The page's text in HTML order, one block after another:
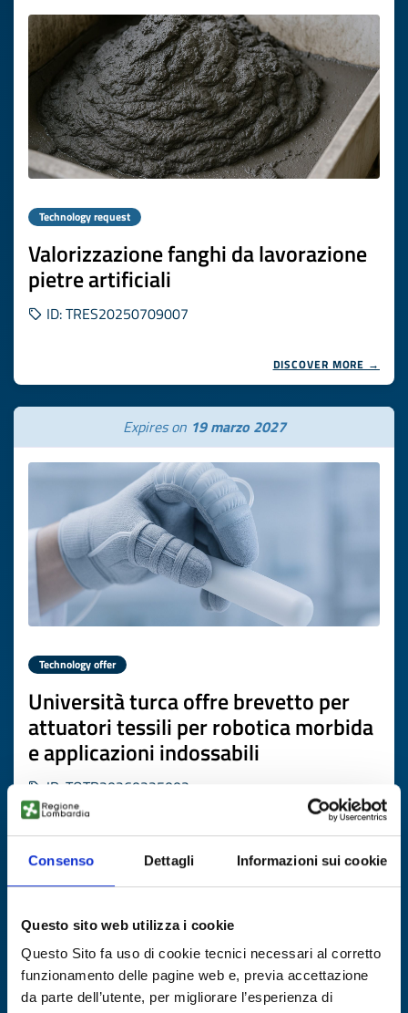
Consenso Dettagli Informazioni sui cookie
Questo sito web utilizza i cookie
Questo Sito fa uso di cookie tecnici necessari al corretto
funzionamento delle pagine web e, previa accettazione
da parte dell’utente, per migliorare l’esperienza di
Technology request
Valorizzazione fanghi da lavorazione
pietre artificiali
ID: TRES20250709007
DISCOVER MORE →
Expires on 19 marzo 2027
Technology offer
Università turca offre brevetto per
attuatori tessili per robotica morbida
e applicazioni indossabili
ID: TOTR20260225002
DISCOVER MORE →